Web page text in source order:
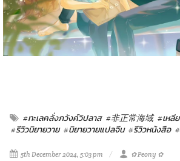
#ทะเลคลั่งภวังค์วิปลาส #非正常海域 #เหลี
#รีวิวนิยายวาย #นิยายวายแปลจีน #รีวิวหน้งสือ
5th December 2024, 5:03 pm ✿ Peony ✿